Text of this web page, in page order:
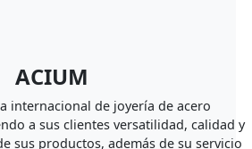
ACIUM
internacional de joyería de acero
a sus clientes versatilidad, calidad y
sus productos, además de su servicio